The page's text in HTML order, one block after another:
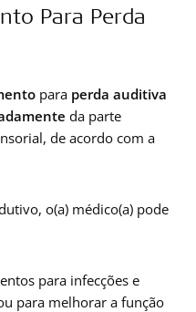
Para Perda
para perda auditiva
da parte
de acordo com a
o(a) médico(a) pode
para infecções e
para melhorar a função